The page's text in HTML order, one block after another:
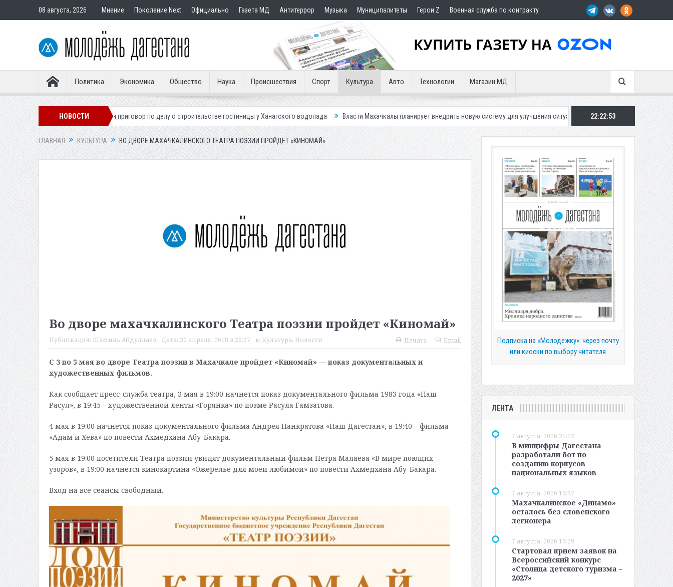
08 августа, 2026 Мнение Поколение Next Официально Газета МД Антитеррор Музыка Муниципалитеты Герои Z Военная служба по контракту
Политика Экономика Общество Наука Происшествия Спорт Культура Авто Технологии Магазин МД
НОВОСТИ
Вынесен приговор по делу о строительстве гостиницы у Ханагского водопада Власти Махачкалы планирует внедрить новую систему для улучшения ситуации с парковками Махачкалинское «Динамо»
22:22:54
ГЛАВНАЯ КУЛЬТУРА ВО ДВОРЕ МАХАЧКАЛИНСКОГО ТЕАТРА ПОЭЗИИ ПРОЙДЕТ «КИНОМАЙ»
Во дворе махачкалинского Театра поэзии пройдет «Киномай»
Публикация: Шамиль Абдуллаев Дата: 30 апреля, 2018 в 20:07 в: Культура, Новости Печать Email
С 3 по 5 мая во дворе Театра поэзии в Махачкале пройдет «Киномай» — показ документальных и
художественных фильмов.
Как сообщает пресс-служба театра, 3 мая в 19:00 начнется показ документального фильма 1983 года «Наш
Расул», в 19:45 – художественной ленты «Горянка» по поэме Расула Гамзатова.
4 мая в 19:00 начнется показ документального фильма Андрея Панкратова «Наш Дагестан», в 19:40 – фильма
«Адам и Хева» по повести Ахмедхана Абу-Бакара.
5 мая в 19:00 посетители Театра поэзии увидят документальный фильм Петра Малаева «В мире поющих
узоров», в 19:00 начнется кинокартина «Ожерелье для моей любимой» по повести Ахмедхана Абу-Бакара.
Вход на все сеансы свободный.
Подписка на «Молодежку»: через почту
или киоски по выбору читателя
ЛЕНТА
7 августа, 2026 21:22
В минцифры Дагестана
разработали бот по
созданию корпусов
национальных языков
7 августа, 2026 19:37
Махачкалинское «Динамо»
осталось без словенского
легионера
7 августа, 2026 19:29
Стартовал прием заявок на
Всероссийский конкурс
«Столица детского туризма –
2027»